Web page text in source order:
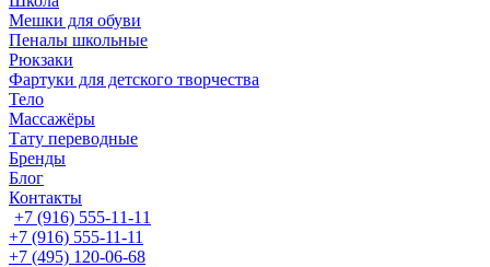
Мешки для обуви
Пеналы школьные
Рюкзаки
Фартуки для детского творчества
Тело
Массажёры
Тату переводные
Бренды
Блог
Контакты
+7 (916) 555-11-11
+7 (916) 555-11-11
+7 (495) 120-06-68